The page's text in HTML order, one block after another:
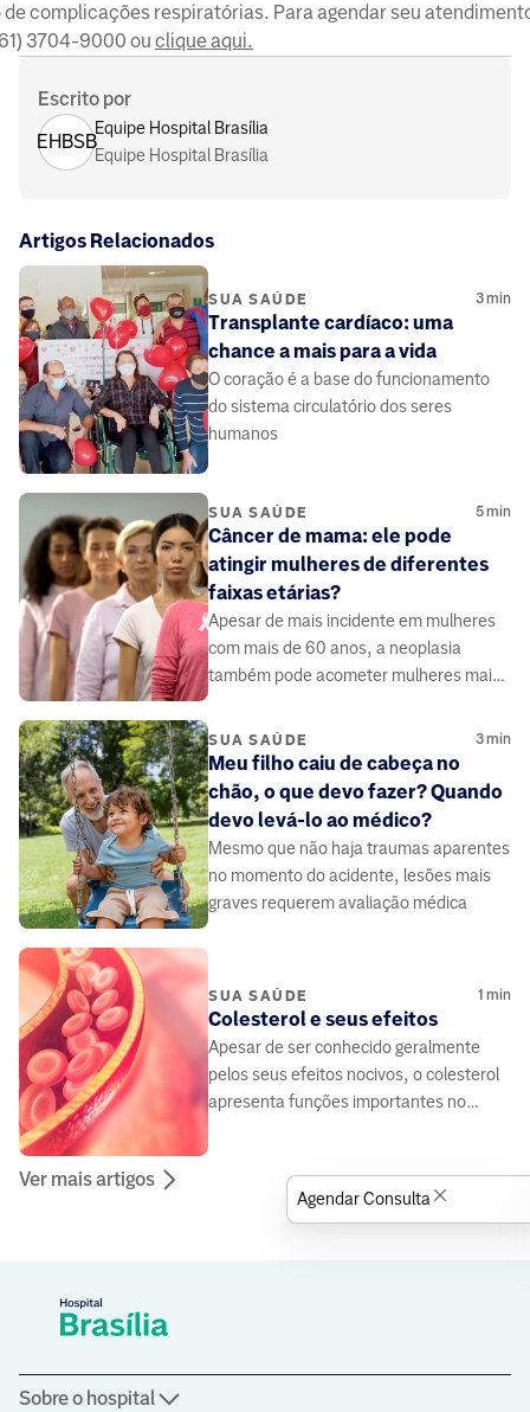
complicações respiratórias. Para agendar seu
3704-9000 ou clique aqui.
Escrito por
EHBSB
Equipe Hospital Brasília
Equipe Hospital Brasília
Artigos Relacionados
SUA SAÚDE 3min
Transplante cardíaco: uma
chance a mais para a vida
O coração é a base do funcionamento
do sistema circulatório dos seres
humanos
SUA SAÚDE 5min
Câncer de mama: ele pode
atingir mulheres de diferentes
faixas etárias?
Apesar de mais incidente em mulheres
com mais de 60 anos, a neoplasia
também pode acometer mulheres mais
SUA SAÚDE 3min
Meu filho caiu de cabeça no
chão, o que devo fazer? Quando
devo levá-lo ao médico?
Mesmo que não haja traumas aparentes
no momento do acidente, lesões mais
graves requerem avaliação médica
SUA SAÚDE 1 min
Colesterol e seus efeitos
Apesar de ser conhecido geralmente
pelos seus efeitos nocivos, o colesterol
apresenta funções importantes no
Ver mais artigos
Sobre o hospital
Agendar Consulta